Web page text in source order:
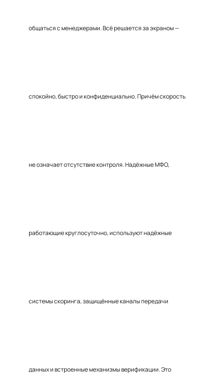
общаться с менеджерами. Всё решается за экраном —
спокойно, быстро и конфиденциально. Причём скорость
не означает отсутствие контроля. Надёжные МФО,
работающие круглосуточно, используют надёжные
системы скоринга, защищённые каналы передачи
данных и встроенные механизмы верификации. Это